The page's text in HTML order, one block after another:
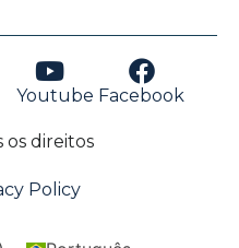
Youtube Facebook
os direitos
Policy